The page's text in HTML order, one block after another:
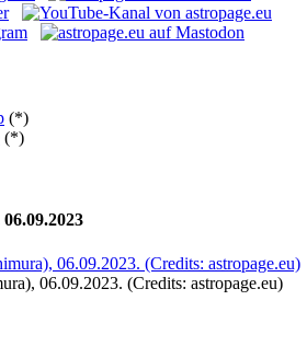
(*)
(*)
06.09.2023. (Credits: astropage.eu)